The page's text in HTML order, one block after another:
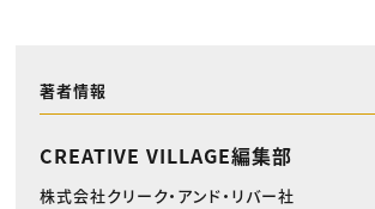
著者情報
CREATIVE VILLAGE編集部
株式会社クリーク・アンド・リバー社